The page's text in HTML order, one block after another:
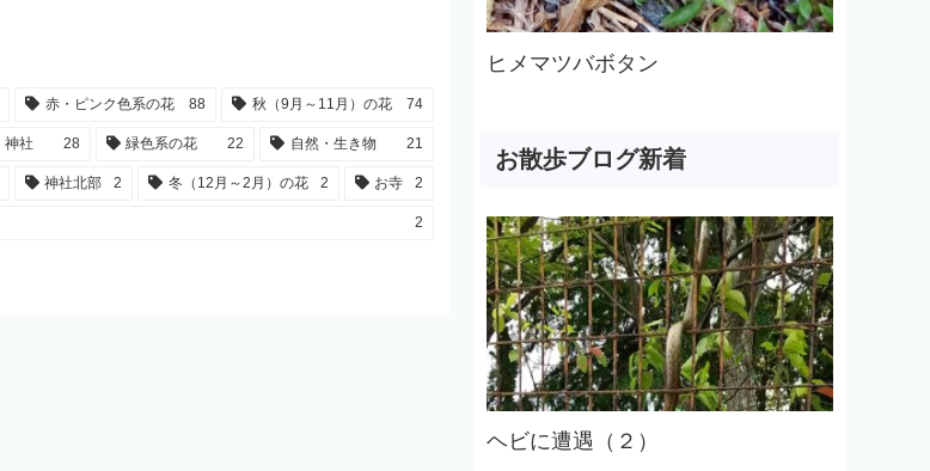
赤・ピンク色系の花 88 秋（9月～11月）の花 74
神社 28 緑色系の花 22 自然・生き物 21
神社北部 2 冬（12月～2月）の花 2 お寺 2
2
ヒメマツバボタン
お散歩ブログ新着
ヘビに遭遇（２）